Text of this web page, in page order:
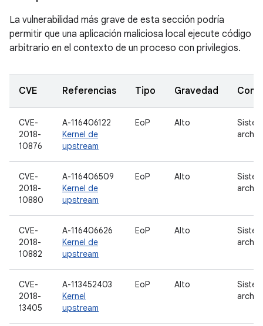
La vulnerabilidad más grave de esta sección podría
permitir que una aplicación maliciosa local ejecute código
arbitrario en el contexto de un proceso con privilegios.
CVE Referencias Tipo Gravedad
CVE-
2018-
10876
A-116406122
Kernel de
upstream
EoP Alto
CVE-
2018-
10880
A-116406509
Kernel de
upstream
EoP Alto
CVE-
2018-
10882
A-116406626
Kernel de
upstream
EoP Alto
CVE-
2018-
13405
A-113452403
Kernel
upstream
EoP Alto